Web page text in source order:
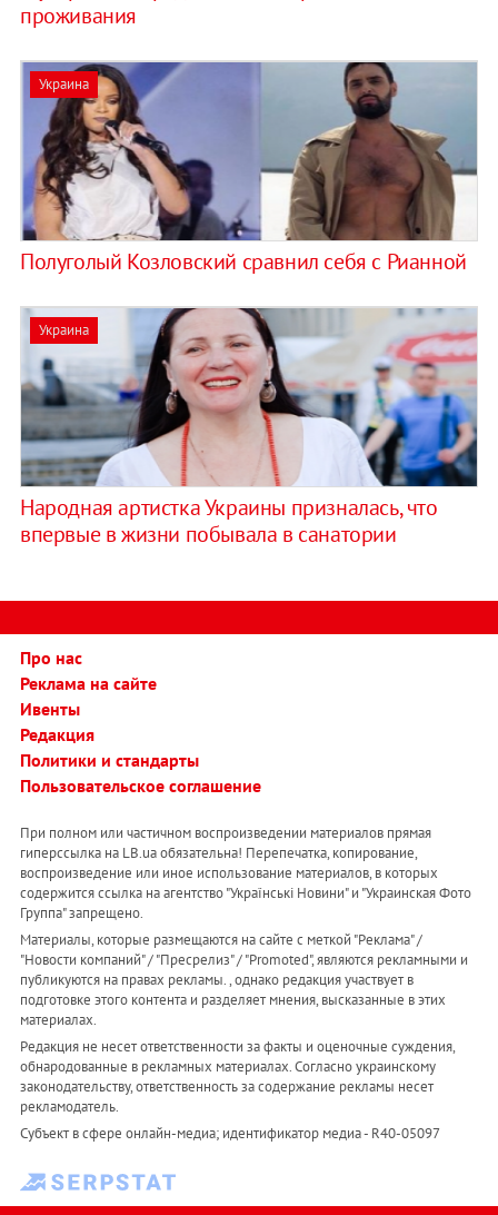
проживания
Украина
Полуголый Козловский сравнил себя с Рианной
Украина
Народная артистка Украины призналась, что
впервые в жизни побывала в санатории
Про нас
Реклама на сайте
Ивенты
Редакция
Политики и стандарты
Пользовательское соглашение
При полном или частичном воспроизведении материалов прямая
гиперссылка на LB.ua обязательна! Перепечатка, копирование,
воспроизведение или иное использование материалов, в которых
содержится ссылка на агентство "Українськi Новини" и "Украинская Фото
Группа" запрещено.
Материалы, которые размещаются на сайте с меткой "Реклама" /
"Новости компаний" / "Пресрелиз" / "Promoted", являются рекламными и
публикуются на правах рекламы. , однако редакция участвует в
подготовке этого контента и разделяет мнения, высказанные в этих
материалах.
Редакция не несет ответственности за факты и оценочные суждения,
обнародованные в рекламных материалах. Согласно украинскому
законодательству, ответственность за содержание рекламы несет
рекламодатель.
Субъект в сфере онлайн-медиа; идентификатор медиа - R40-05097